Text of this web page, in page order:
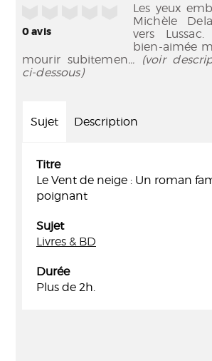
0avis
Les yeux
Michèle
vers
bien-aimée
mourir subitemen... (voir
ci-dessous)
Sujet Description
Titre
Le Vent de neige : Un roman
poignant
Sujet
Livres & BD
Durée
Plus de 2h.